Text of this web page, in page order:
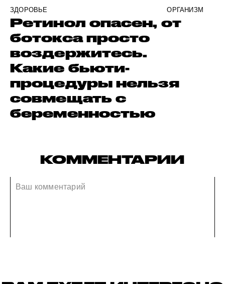
ЗДОРОВЬЕ ОРГАНИЗМ
Ретинол опасен, от
ботокса просто
воздержитесь.
Какие бьюти-
процедуры нельзя
совмещать с
беременностью
КОММЕНТАРИИ